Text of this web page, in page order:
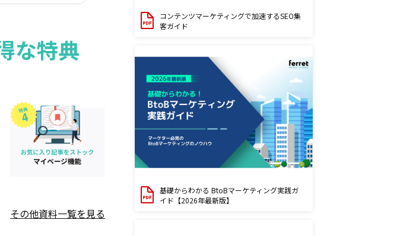
な特典
その他資料一覧を見る
コンテンツマーケティングで加速するSEO集
客ガイド
基礎からわかる BtoBマーケティング実践ガ
イド【2026年最新版】